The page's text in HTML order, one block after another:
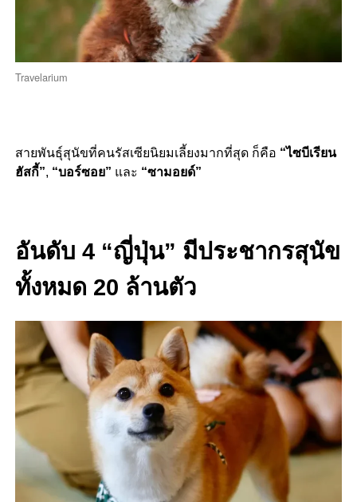
Travelarium
สายพันธุ์สุนัขที่คนรัสเซียนิยมเลี้ยงมากที่สุด ก็คือ “ไซบีเรียน
ฮัสกี้”, “บอร์ซอย” และ “ซามอยด์”
อันดับ 4 “ญี่ปุ่น” มีประชากรสุนัข
ทั้งหมด 20 ล้านตัว